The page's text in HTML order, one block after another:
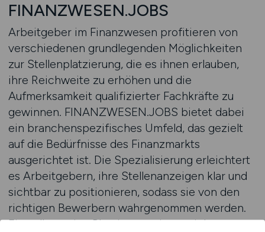
FINANZWESEN.JOBS
Arbeitgeber im Finanzwesen profitieren von
verschiedenen grundlegenden Möglichkeiten
zur Stellenplatzierung, die es ihnen erlauben,
ihre Reichweite zu erhöhen und die
Aufmerksamkeit qualifizierter Fachkräfte zu
gewinnen. FINANZWESEN.JOBS bietet dabei
ein branchenspezifisches Umfeld, das gezielt
auf die Bedürfnisse des Finanzmarkts
ausgerichtet ist. Die Spezialisierung erleichtert
es Arbeitgebern, ihre Stellenanzeigen klar und
sichtbar zu positionieren, sodass sie von den
richtigen Bewerbern wahrgenommen werden.
Eine allgemeine Platzierung eignet sich